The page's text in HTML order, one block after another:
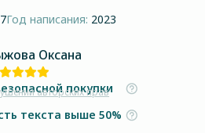
Год написания: 2023
Оксана
авторских прав
покупки
текста выше 50%